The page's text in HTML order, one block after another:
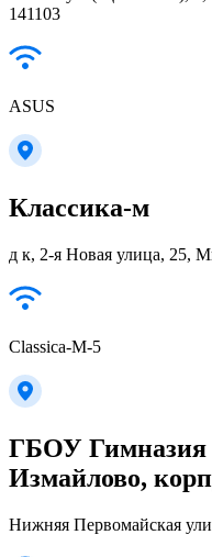
141103
ASUS
Классика-м
д к, 2-я Новая улица, 25,
Classica-M-5
ГБОУ Гимназия
Измайлово,
Нижняя Первомайская